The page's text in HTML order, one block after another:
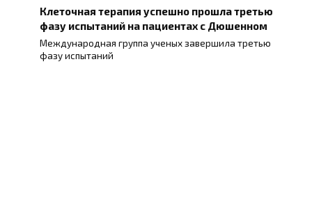
Клеточная терапия успешно прошла третью
фазу испытаний на пациентах с Дюшенном
Международная группа ученых завершила третью
фазу испытаний